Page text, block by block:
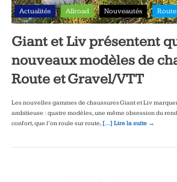
Actualités Allroad Nouveautés Route
Giant et Liv présentent
nouveaux modèles de
Route et Gravel/VTT
Les nouvelles gammes de chaussures Giant et Liv
ambitieuse : quatre modèles, une même obsession du
confort, que l’on roule sur route, […] Lire la suite →